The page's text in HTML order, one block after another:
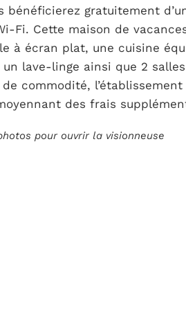
bénéficierez gratuitement
Fi. Cette maison de
à écran plat, une cuisine
un lave-linge ainsi que 2
commodité,
des frais
pour ouvrir la visionneuse